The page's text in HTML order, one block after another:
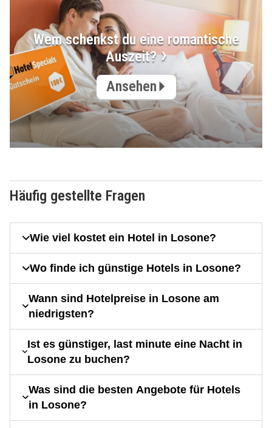
Wem schenkst du eine romantische
Auszeit?
Ansehen
Häufig gestellte Fragen
Wie viel kostet ein Hotel in Losone?
Wo finde ich günstige Hotels in Losone?
Wann sind Hotelpreise in Losone am
niedrigsten?
Ist es günstiger, last minute eine Nacht in
Losone zu buchen?
Was sind die besten Angebote für Hotels
in Losone?